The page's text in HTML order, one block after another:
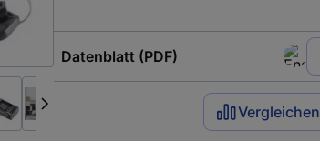
Datenblatt (PDF)
Vergleichen